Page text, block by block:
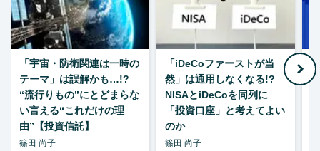
「宇宙・防衛関連は一時の
テーマ」は誤解かも…!?
“流行りもの”にとどまらな
い言える“これだけの理
由”【投資信託】
篠田 尚子
「iDeCoファーストが当
然」は通用しなくなる!?
NISAとiDeCoを同列に
「投資口座」と考えてよい
のか
篠田 尚子